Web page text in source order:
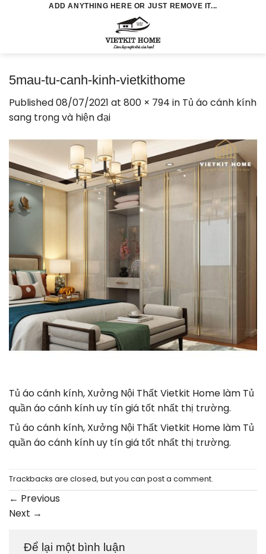
ADD ANYTHING HERE OR JUST REMOVE IT...
5mau-tu-canh-kinh-vietkithome
Published08/07/2021 at 800 × 794 in Tủ áo cánh kính
sang trọng và hiện đại
Tủ áo cánh kính, Xưởng Nội Thất Vietkit Home làm Tủ
quần áo cánh kính uy tín giá tốt nhất thị trường.
Tủ áo cánh kính, Xưởng Nội Thất Vietkit Home làm Tủ
quần áo cánh kính uy tín giá tốt nhất thị trường.
Trackbacks are closed, but you can post a comment.
← Previous
Next →
Để lại một bình luận